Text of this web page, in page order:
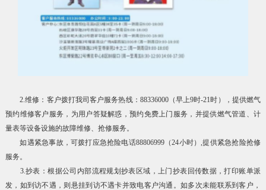
2.维修：客户拨打我司客户服务热线：88336000（早上9时-21时），提供燃气
预约维修客户服务，为用户答疑解惑，预约免费上门服务，并提供燃气管道、计
量表等设备设施的故障维修、抢修服务。
如遇紧急事故，可拨打应急抢险电话88806999（24小时）,提供紧急抢险抢修
服务。
3.抄表：根据公司内部流程规划抄表区域，上门抄表回传数据，打印账单派
发，如到访不遇，则悬挂到访不遇卡并致电客户沟通。如多次未能联系到客户，